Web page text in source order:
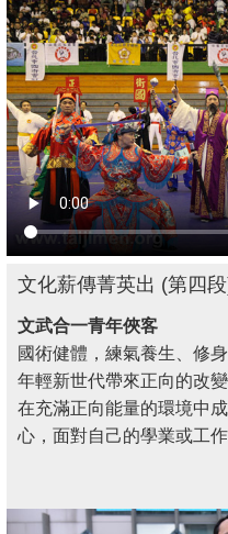
文化薪傳菁英出 (第四
文武合一青年俠客
國術健體，練氣養生、修
年輕新世代帶來正向的改
在充滿正向能量的環境中
心，面對自己的學業或工作